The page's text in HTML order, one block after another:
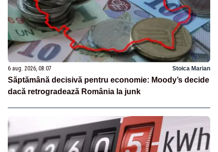
6 aug. 2026, 08:07 Stoica Marian
Săptămână decisivă pentru economie: Moody’s decide
dacă retrogradează România la junk